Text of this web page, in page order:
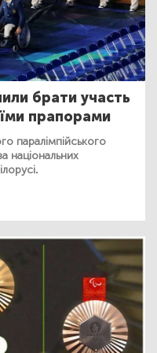
брати участь
прапорами
паралімпійського
національних